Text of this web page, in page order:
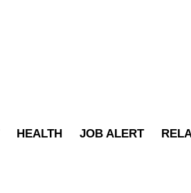
HEALTH JOB ALERT